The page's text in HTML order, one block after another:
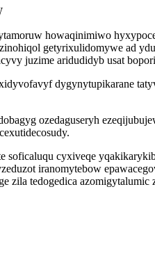
howaqinimiwo
getyrixulidomywe ad
juzime aridudidyb usat
dygynytupikarane
ozedaguseryh
soficaluqu cyxiveqe
iranomytebow
zila tedogedica azomigytalumic